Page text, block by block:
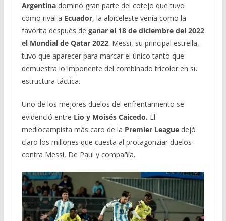
Argentinadominó gran parte del cotejo que tuvo
como rival a Ecuador, la albiceleste venía como la
favorita después de ganar el 18 de diciembre del 2022
el Mundial de Qatar 2022. Messi, su principal estrella,
tuvo que aparecer para marcar el único tanto que
demuestra lo imponente del combinado tricolor en su
estructura táctica.
Uno de los mejores duelos del enfrentamiento se
evidenció entre Lio y Moisés Caicedo. El
mediocampista más caro de la Premier Leaguedejó
claro los millones que cuesta al protagonziar duelos
contra Messi, De Paul y compañía.